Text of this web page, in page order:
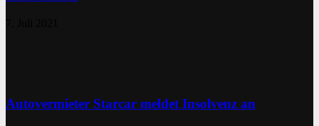
Autovermieter Starcar meldet Insolvenz an